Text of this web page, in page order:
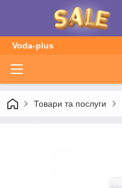
Voda-plus
Товари та послуги